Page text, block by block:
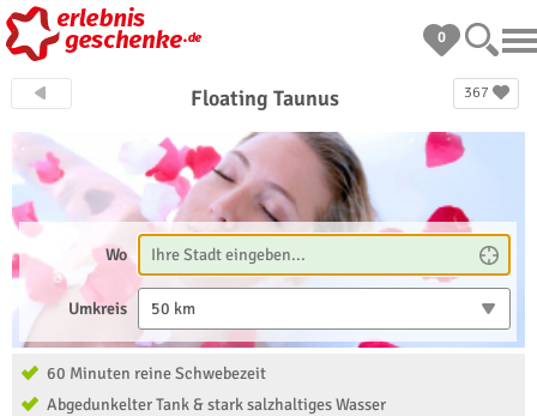
0
367
Floating Taunus
Wo
Umkreis 50 km
60 Minuten reine Schwebezeit
Abgedunkelter Tank & stark salzhaltiges Wasser